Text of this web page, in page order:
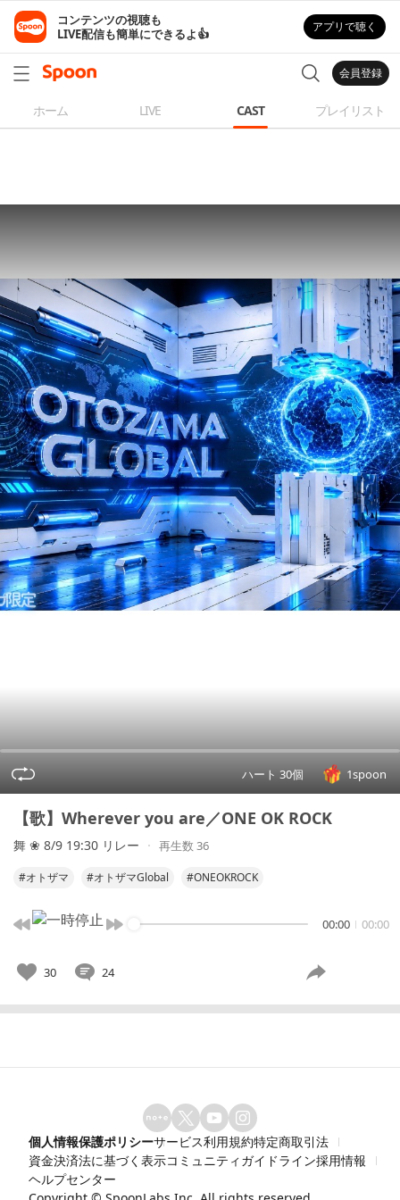
コンテンツの視聴も
LIVE配信も簡単にできるよ👍
アプリで聴く
会員登録
ホーム LIVE CAST プレイリスト
ハート 30個 1spoon
【歌】Wherever you are／ONE OK ROCK
舞 ❀ 8/9 19:30 リレー 再生数 36
#オトザマ #オトザマGlobal #ONEOKROCK
00:00 00:00
30 24
個人情報保護ポリシーサービス利用規約特定商取引法
資金決済法に基づく表示コミュニティガイドライン採用情報
ヘルプセンター